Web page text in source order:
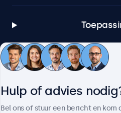
Hulp of advies
Bel ons of stuur een bericht en